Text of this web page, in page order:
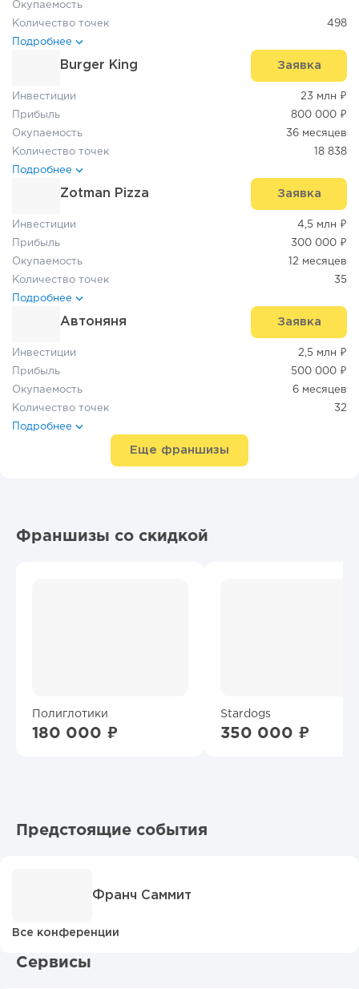
Окупаемость
Количество точек 498
Подробнее
Burger King Заявка
Инвестиции 23 млн ₽
Прибыль 800 000 ₽
Окупаемость 36 месяцев
Количество точек 18 838
Подробнее
Zotman Pizza Заявка
Инвестиции 4,5 млн ₽
Прибыль 300 000 ₽
Окупаемость 12 месяцев
Количество точек 35
Подробнее
Автоняня Заявка
Инвестиции 2,5 млн ₽
Прибыль 500 000 ₽
Окупаемость 6 месяцев
Количество точек 32
Подробнее
Еще франшизы
Франшизы со скидкой
Полиглотики
180 000 ₽
Stardogs
350 000 ₽
Предстоящие события
Франч Саммит
Все конференции
Сервисы